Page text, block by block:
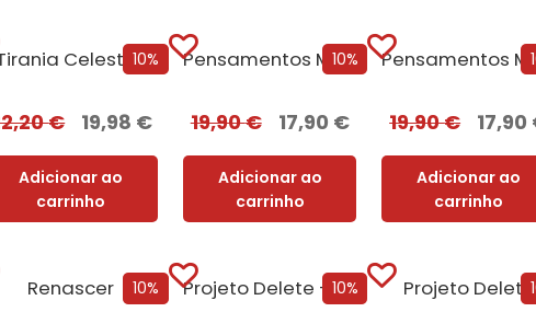
10%
Celestial
€ 19,98 €
Adicionar ao
carrinho
10%
Pensamentos Malignos + Oferta A Pequena Livraria...
19,90€ 17,90 €
Adicionar ao
carrinho
19,90€ 17,90
Adicionar ao
carrinho
10%
Renascer 10%
Projeto Delete + Oferta Nemesis Projeto Delete